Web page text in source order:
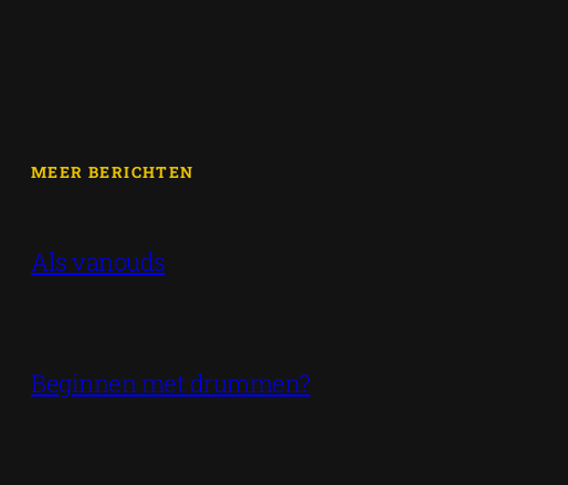
MEER BERICHTEN
Als vanouds
Beginnen met drummen?